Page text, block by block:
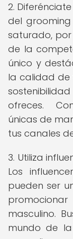
2.
del
saturado, por
de la
único y
la calidad de
ofreces.
únicas de
tus canales
3. Utiliza
Los
pueden ser
masculino.
mundo de